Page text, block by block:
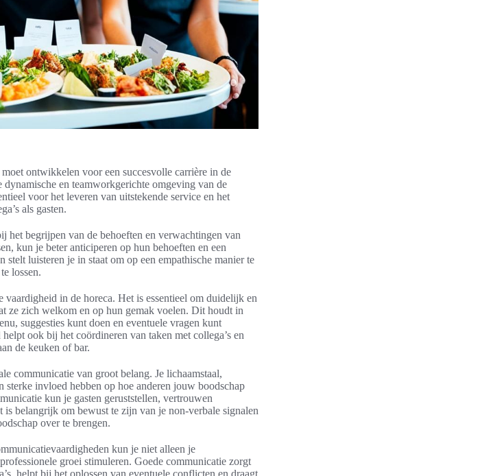
ontwikkelen voor een succesvolle carrière in de
en teamworkgerichte omgeving van de
voor het leveren van uitstekende service en het
als gasten.
het begrijpen van de behoeften en verwachtingen van
kun je beter anticiperen op hun behoeften en een
stelt luisteren je in staat om op een empathische manier te
lossen.
vaardigheid in de horeca. Het is essentieel om duidelijk en
ze zich welkom en op hun gemak voelen. Dit houdt in
suggesties kunt doen en eventuele vragen kunt
ook bij het coördineren van taken met collega’s en
de keuken of bar.
communicatie van groot belang. Je lichaamstaal,
sterke invloed hebben op hoe anderen jouw boodschap
kun je gasten geruststellen, vertrouwen
is belangrijk om bewust te zijn van je non-verbale signalen
over te brengen.
kun je niet alleen je
groei stimuleren. Goede communicatie zorgt